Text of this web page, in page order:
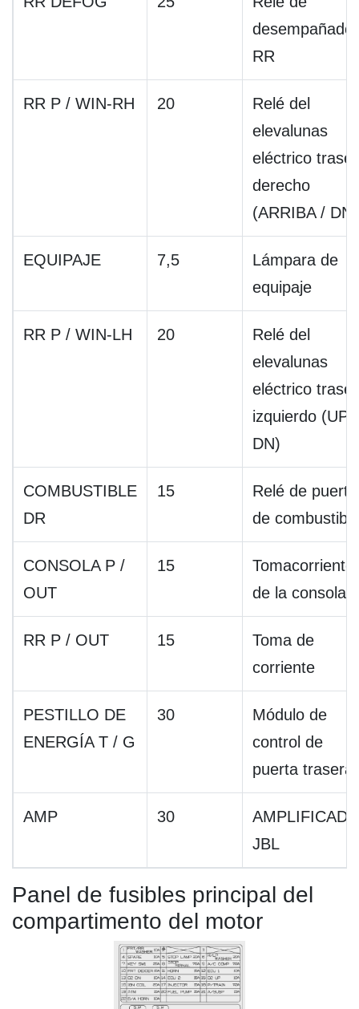
desempañado
RR
RR P / WIN-RH 20
Relé del
elevalunas
eléctrico
derecho
(ARRIBA / DN)
EQUIPAJE 7,5
Lámpara de
equipaje
RR P / WIN-LH 20
Relé del
elevalunas
eléctrico
izquierdo (UP /
DN)
COMBUSTIBLE
DR
15
Relé de puerta
de combustible
CONSOLA P /
OUT
15
Tomacorriente
de la consola
RR P / OUT 15
Toma de
corriente
PESTILLO DE
ENERGÍA T / G
30
Módulo de
control de
puerta trasera
AMP 30
JBL
Panel de fusibles principal del
compartimento del motor